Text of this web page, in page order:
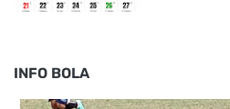
INFO BOLA